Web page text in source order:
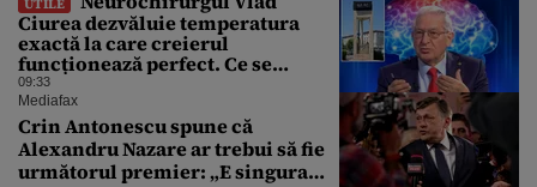
Ciurea dezvăluie temperatura
exactă la care creierul
funcționează perfect. Ce se
întâmplă când afară sunt peste 35
grade Celsius
09:33
Mediafax
Crin Antonescu spune că
Alexandru Nazare ar trebui să fie
următorul premier: „E singura